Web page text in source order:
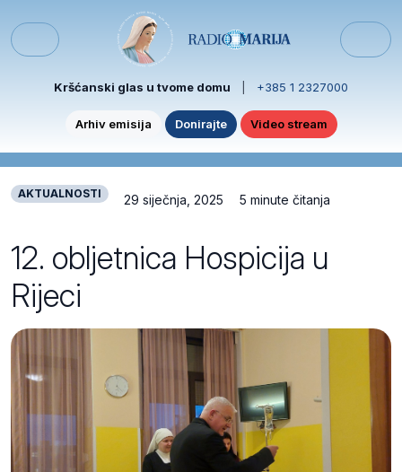
Menu
Kršćanski glas u tvome domu +385 1 2327000
Arhiv emisija Donirajte Video stream
AKTUALNOSTI 29 siječnja, 2025 5 minute čitanja
12. obljetnica Hospicija u
Rijeci